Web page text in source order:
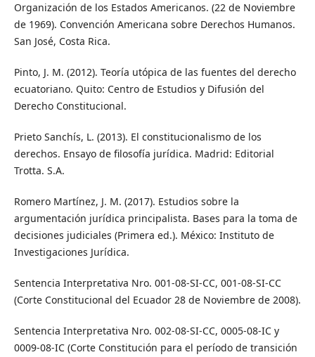
Organización de los Estados Americanos. (22 de Noviembre
de 1969). Convención Americana sobre Derechos Humanos.
San José, Costa Rica.
Pinto, J. M. (2012). Teoría utópica de las fuentes del derecho
ecuatoriano. Quito: Centro de Estudios y Difusión del
Derecho Constitucional.
Prieto Sanchís, L. (2013). El constitucionalismo de los
derechos. Ensayo de filosofía jurídica. Madrid: Editorial
Trotta. S.A.
Romero Martínez, J. M. (2017). Estudios sobre la
argumentación jurídica principalista. Bases para la toma de
decisiones judiciales (Primera ed.). México: Instituto de
Investigaciones Jurídica.
Sentencia Interpretativa Nro. 001-08-SI-CC, 001-08-SI-CC
(Corte Constitucional del Ecuador 28 de Noviembre de 2008).
Sentencia Interpretativa Nro. 002-08-SI-CC, 0005-08-IC y
0009-08-IC (Corte Constitución para el período de transición